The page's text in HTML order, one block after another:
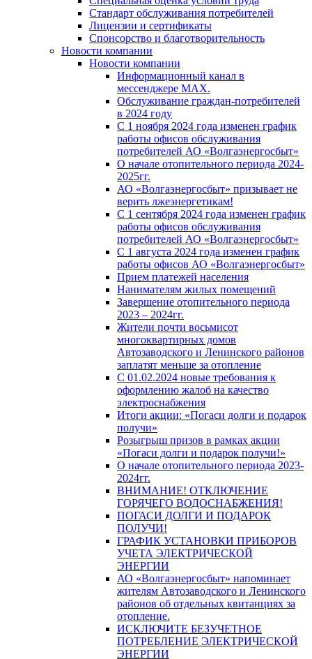
Стандарт обслуживания потребителей
Лицензии и сертификаты
Спонсорство и благотворительность
Новости компании
Новости компании
Информационный канал в
мессенджере MAX.
Обслуживание граждан-потребителей
в 2024 году
С 1 ноября 2024 года изменен график
работы офисов обслуживания
потребителей АО «Волгаэнергосбыт»
О начале отопительного периода 2024-
2025гг.
АО «Волгаэнергосбыт» призывает не
верить лжеэнергетикам!
С 1 сентября 2024 года изменен график
работы офисов обслуживания
потребителей АО «Волгаэнергосбыт»
С 1 августа 2024 года изменен график
работы офисов АО «Волгаэнергосбыт»
Прием платежей населения
Нанимателям жилых помещений
Завершение отопительного периода
2023 – 2024гг.
Жители почти восьмисот
многоквартирных домов
Автозаводского и Ленинского районов
заплатят меньше за отопление
С 01.02.2024 новые требования к
оформлению жалоб на качество
электроснабжения
Итоги акции: «Погаси долги и подарок
получи»
Розыгрыш призов в рамках акции
«Погаси долги и подарок получи!»
О начале отопительного периода 2023-
2024гг.
ВНИМАНИЕ! ОТКЛЮЧЕНИЕ
ГОРЯЧЕГО ВОДОСНАБЖЕНИЯ!
ПОГАСИ ДОЛГИ И ПОДАРОК
ПОЛУЧИ!
ГРАФИК УСТАНОВКИ ПРИБОРОВ
УЧЕТА ЭЛЕКТРИЧЕСКОЙ
ЭНЕРГИИ
АО «Волгаэнергосбыт» напоминает
жителям Автозаводского и Ленинского
районов об отдельных квитанциях за
отопление.
ИСКЛЮЧИТЕ БЕЗУЧЕТНОЕ
ПОТРЕБЛЕНИЕ ЭЛЕКТРИЧЕСКОЙ
ЭНЕРГИИ